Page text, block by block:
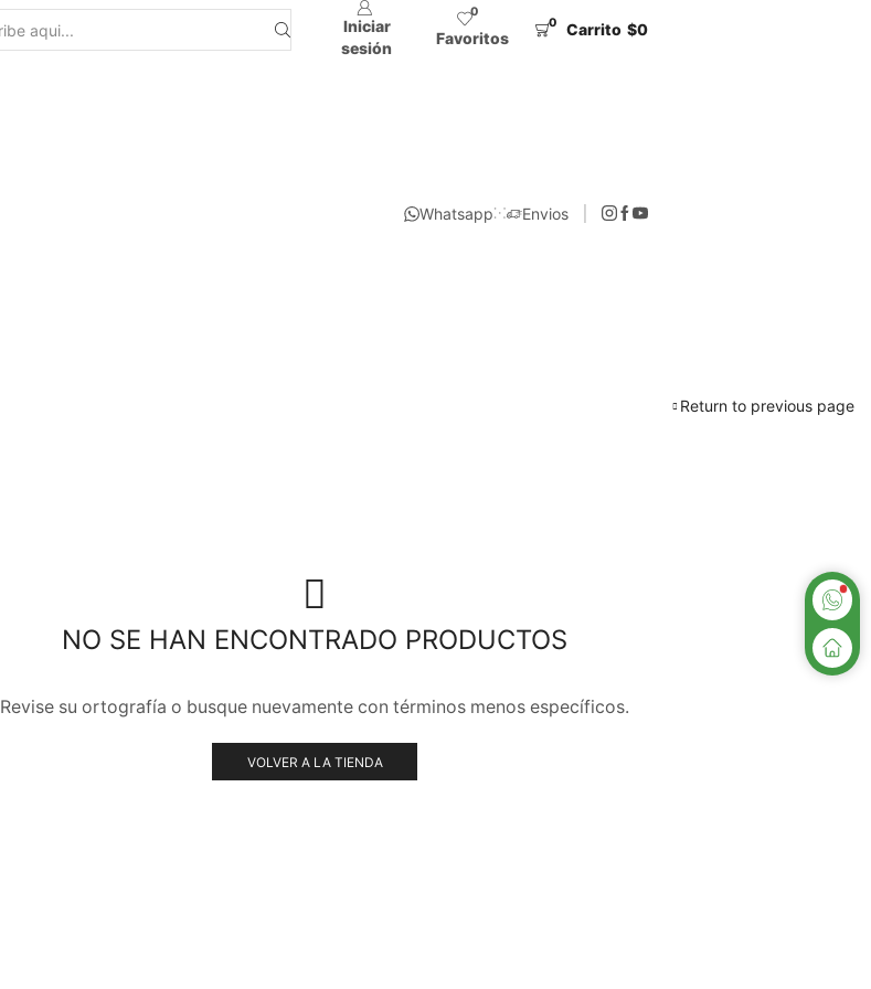
Iniciar
sesión
0
Favoritos
0 Carrito $0
Whatsapp Envios
Return to previous page
NO SE HAN ENCONTRADO PRODUCTOS
Revise su ortografía o busque nuevamente con términos menos específicos.
VOLVER A LA TIENDA
MARCAS